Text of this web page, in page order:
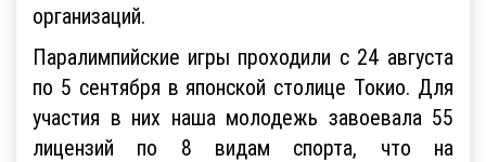
организаций.
Паралимпийские игры проходили с 24 августа
по 5 сентября в японской столице Токио. Для
участия в них наша молодежь завоевала 55
лицензий по 8 видам спорта, что на